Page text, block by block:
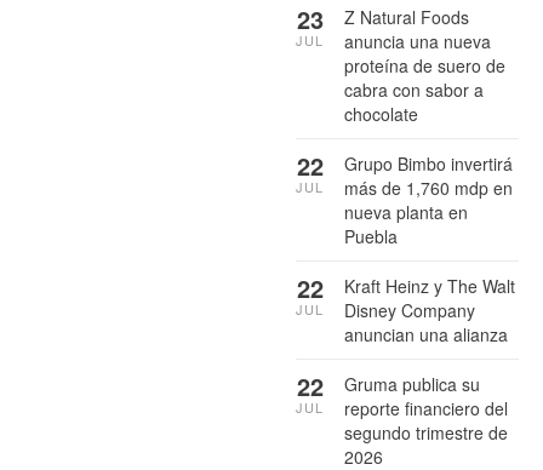
Z Natural Foods
anuncia una nueva
proteína de suero de
cabra con sabor a
chocolate
23
JUL
Grupo Bimbo invertirá
más de 1,760 mdp en
nueva planta en
Puebla
22
JUL
Kraft Heinz y The Walt
Disney Company
anuncian una alianza
22
JUL
Gruma publica su
reporte financiero del
segundo trimestre de
2026
22
JUL